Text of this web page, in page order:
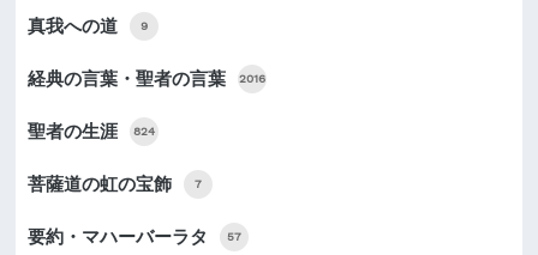
真我への道 9
経典の言葉・聖者の言葉 2016
聖者の生涯 824
菩薩道の虹の宝飾 7
要約・マハーバーラタ 57